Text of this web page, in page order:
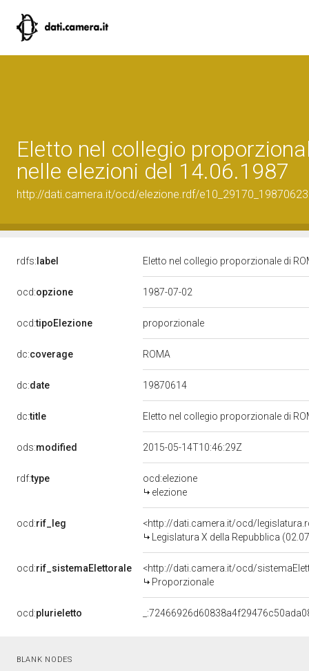
Eletto nel collegio
nelle elezioni del 14.06.1987
http://dati.camera.it/ocd/elezione.rdf/e10_29170_19870623
rdfs: label Eletto nel collegio proporzionale di
ocd:opzione 1987-07-02
ocd:tipoElezione proporzionale
dc:coverage ROMA
dc:date 19870614
dc:title Eletto nel collegio proporzionale di
ods:modified 2015-05-14T10:46:29Z
rdf:type
ocd:elezione
elezione
ocd:rif_leg
<http://dati.camera.it/ocd/
Legislatura X della Repubblica
ocd:rif_sistemaElettorale
<http://dati.camera.it/ocd/
Proporzionale
ocd:plurieletto
BLANK NODES